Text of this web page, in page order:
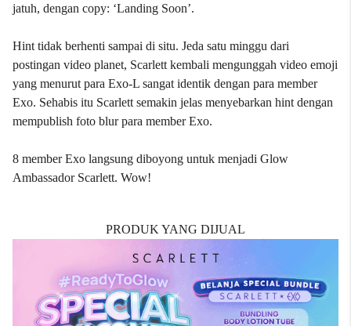
jatuh, dengan copy: ‘Landing Soon’.
Hint tidak berhenti sampai di situ. Jeda satu minggu dari
postingan video planet, Scarlett kembali mengunggah video emoji
yang menurut para Exo-L sangat identik dengan para member
Exo. Sehabis itu Scarlett semakin jelas menyebarkan hint dengan
mempublish foto blur para member Exo.
8 member Exo langsung diboyong untuk menjadi Glow
Ambassador Scarlett. Wow!
PRODUK YANG DIJUAL